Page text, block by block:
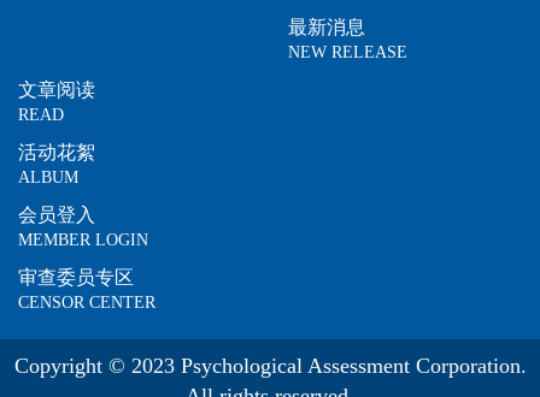
最新消息
NEW RELEASE
文章阅读
READ
活动花絮
ALBUM
会员登入
MEMBER LOGIN
审查委员专区
CENSOR CENTER
Copyright © 2023 Psychological Assessment Corporation.